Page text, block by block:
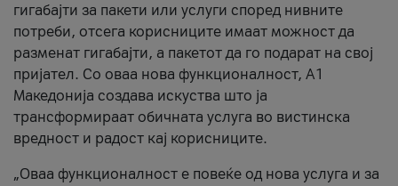
гигабајти за пакети или услуги според нивните
потреби, отсега корисниците имаат можност да
разменат гигабајти, а пакетот да го подарат на свој
пријател. Со оваа нова функционалност, А1
Македонија создава искуства што ја
трансформираат обичната услуга во вистинска
вредност и радост кај корисниците.
„Оваа функционалност е повеќе од нова услуга и за